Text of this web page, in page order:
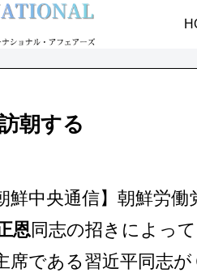
朝する
鮮中央通信】朝鮮労
恩同志の招きによっ
席である習近平同志